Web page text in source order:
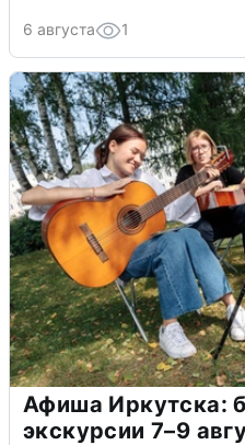
6 августа 1
Афиша Иркутска:
экскурсии 7–9